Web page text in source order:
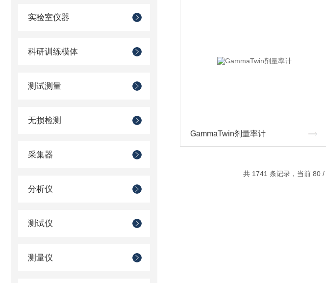
实验室仪器
科研训练模体
测试测量
无损检测
采集器
分析仪
测试仪
测量仪
GammaTwin剂量率计
共 1741 条记录，当前 80